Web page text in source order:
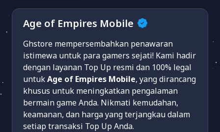
Age of Empires Mobile
Ghstore mempersembahkan penawaran
istimewa untuk para gamers sejati! Kami hadir
dengan layanan Top Up resmi dan 100% legal
untukAge of Empires Mobile, yang dirancang
khusus untuk meningkatkan pengalaman
bermain game Anda. Nikmati kemudahan,
keamanan, dan harga yang terjangkau dalam
setiap transaksi Top Up Anda.